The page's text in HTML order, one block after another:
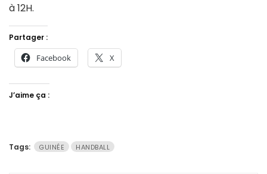
à 12H.
Partager :
Facebook X
J’aime ça :
Tags: GUINÉE HANDBALL